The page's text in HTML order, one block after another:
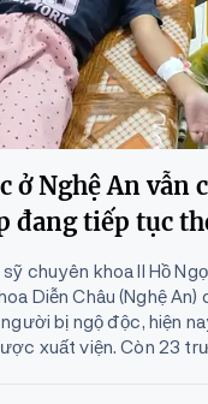
ở Nghệ An vẫn
đang tiếp tục
chuyên khoa II Hồ
Diễn Châu (Nghệ An)
bị ngộ độc, hiện
xuất viện. Còn 23